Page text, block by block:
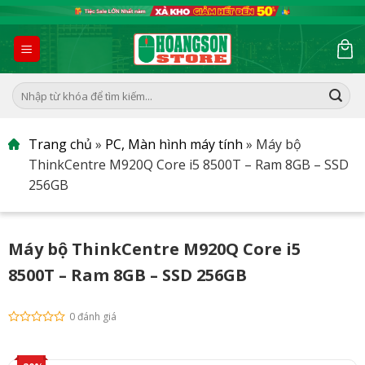
to
content
Tìm
kiếm:
Trang chủ » PC, Màn hình máy tính » Máy bộ
ThinkCentre M920Q Core i5 8500T – Ram 8GB – SSD
256GB
Máy bộ ThinkCentre M920Q Core i5
8500T – Ram 8GB – SSD 256GB
0 đánh giá